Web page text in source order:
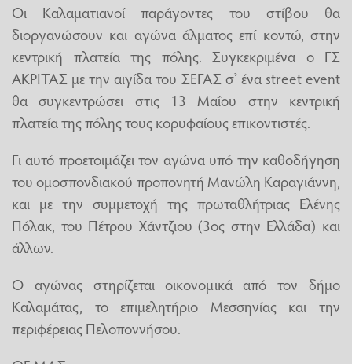
Οι Καλαματιανοί παράγοντες του στίβου θα
διοργανώσουν και αγώνα άλματος επί κοντώ, στην
κεντρική πλατεία της πόλης. Συγκεκριμένα ο ΓΣ
ΑΚΡΙΤΑΣ με την αιγίδα του ΣΕΓΑΣ σ’ ένα street event
θα συγκεντρώσει στις 13 Μαΐου στην κεντρική
πλατεία της πόλης τους κορυφαίους επικοντιστές.
Γι αυτό προετοιμάζει τον αγώνα υπό την καθοδήγηση
του ομοσπονδιακού προπονητή Μανώλη Καραγιάννη,
και με την συμμετοχή της πρωταθλήτριας Ελένης
Πόλακ, του Πέτρου Χάντζιου (3ος στην Ελλάδα) και
άλλων.
Ο αγώνας στηρίζεται οικονομικά από τον δήμο
Καλαμάτας, το επιμελητήριο Μεσσηνίας και την
περιφέρειας Πελοποννήσου.